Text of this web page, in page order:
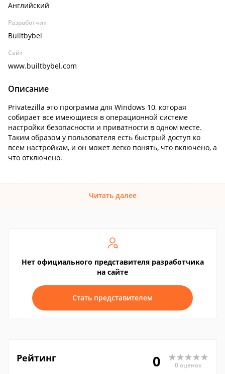
Английский
Разработчик
Builtbybel
Сайт
www.builtbybel.com
Описание
Privatezilla это программа для Windows 10, которая
собирает все имеющиеся в операционной системе
настройки безопасности и приватности в одном месте.
Таким образом у пользователя есть быстрый доступ ко
всем настройкам, и он может легко понять, что включено, а
что отключено.
Читать далее
Нет официального представителя разработчика
на сайте
Стать представителем
Рейтинг 0 0 оценок